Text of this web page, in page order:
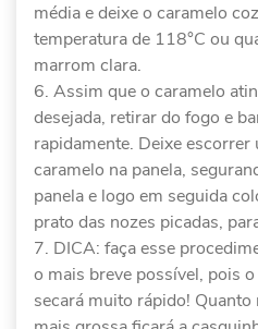
média e deixe o caramelo
temperatura de 118°C ou
marrom clara.
Assim que o caramelo
desejada, retirar do fogo e
rapidamente. Deixe
caramelo na panela,
panela e logo em seguida
prato das nozes picadas,
DICA: faça esse
o mais breve possível, pois
secará muito rápido!